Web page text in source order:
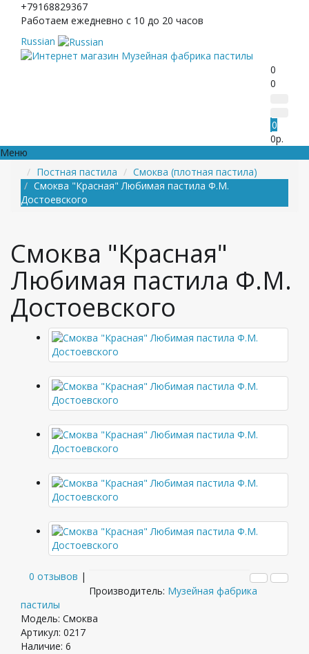
+79168829367
Работаем ежедневно с 10 до 20 часов
Russian
0
0
0
0р.
Меню
Постная пастила
Смоква (плотная пастила)
Смоква "Красная" Любимая пастила Ф.М.
Достоевского
Смоква "Красная"
Любимая пастила Ф.М.
Достоевского
0 отзывов |
Производитель: Музейная фабрика
пастилы
Модель: Смоква
Артикул: 0217
Наличие: 6